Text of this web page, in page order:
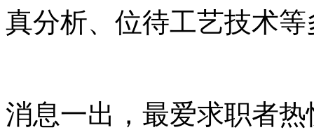
真分析、位待工艺技术
消息一出，最爱求职者